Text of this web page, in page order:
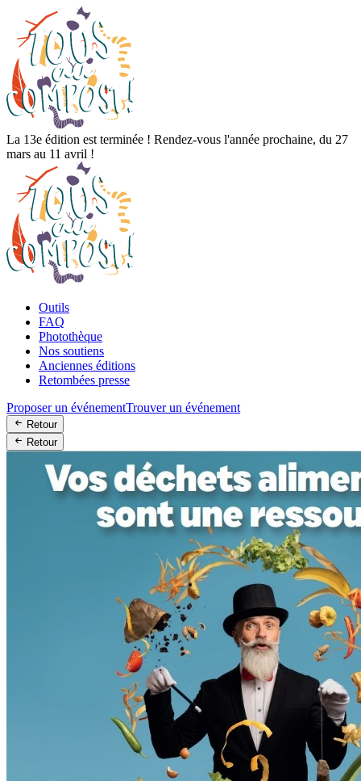
La 13e édition est terminée ! Rendez-vous l'année prochaine, du 27
mars au 11 avril !
Outils
FAQ
Photothèque
Nos soutiens
Anciennes éditions
Retombées presse
Proposer un événementTrouver un événement
Retour
Retour